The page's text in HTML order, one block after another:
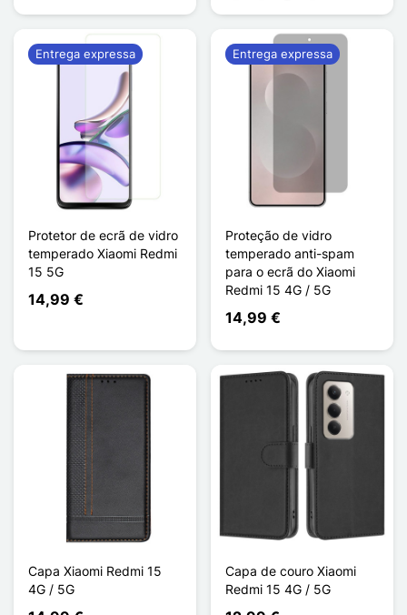
Protetor de ecrã de vidro
temperado Xiaomi Redmi
15 5G
14,99 €
Entrega expressa
Proteção de vidro
temperado anti-spam
para o ecrã do Xiaomi
Redmi 15 4G / 5G
14,99 €
Entrega expressa
Capa Xiaomi Redmi 15
4G / 5G
Capa de couro Xiaomi
Redmi 15 4G / 5G